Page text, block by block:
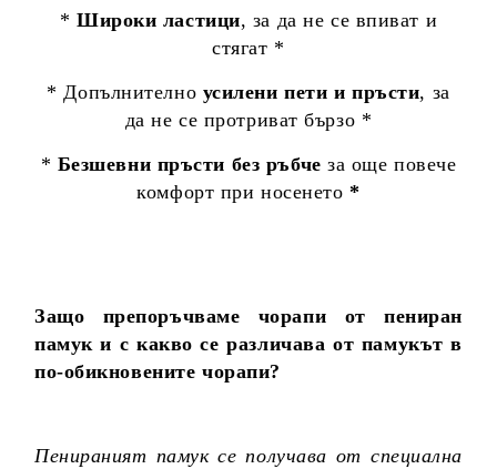
* Широки ластици, за да не се впиват и
стягат *
* Допълнително усилени пети и пръсти, за
да не се протриват бързо *
* Безшевни пръсти без ръбчеза още повече
комфорт при носенето *
Защо препоръчваме чорапи от пениран
памук и с какво се различава от памукът в
по-обикновените чорапи?
Пенираният памук се получава от специална